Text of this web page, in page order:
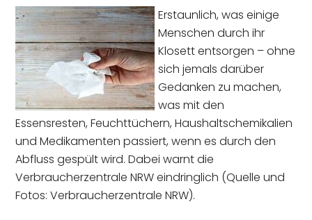
Erstaunlich, was einige
Menschen durch ihr
Klosett entsorgen – ohne
sich jemals darüber
Gedanken zu machen,
was mit den
Essensresten, Feuchttüchern, Haushaltschemikalien
und Medikamenten passiert, wenn es durch den
Abfluss gespült wird. Dabei warnt die
Verbraucherzentrale NRW eindringlich (Quelle und
Fotos: Verbraucherzentrale NRW).